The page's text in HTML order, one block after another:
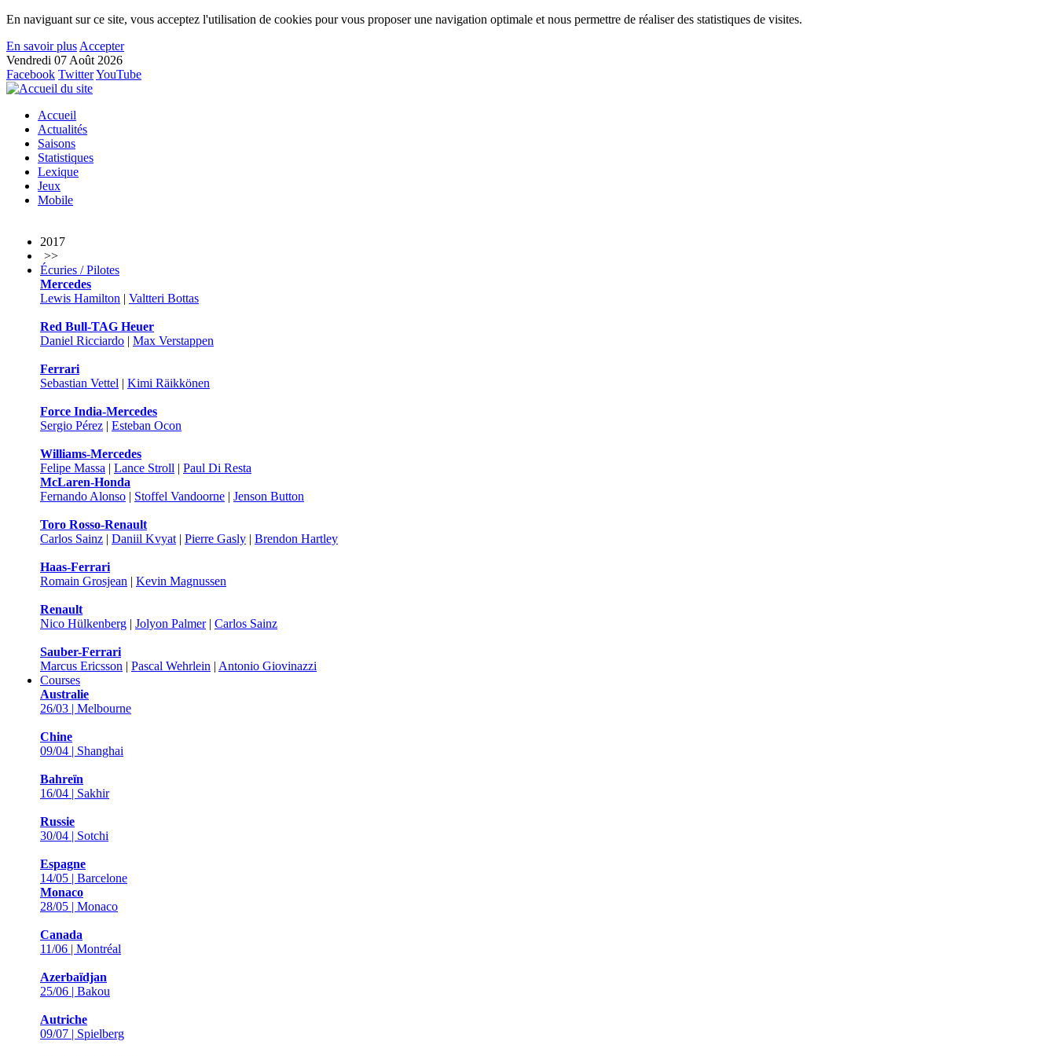
En naviguant sur ce site, vous acceptez l'utilisation de cookies pour vous proposer une navigation optimale et nous permettre de réaliser des statistiques de visites.
En savoir plus Accepter
Vendredi 07 Août 2026
Facebook TwitterYouTube
Accueil
Actualités
Saisons
Statistiques
Lexique
Jeux
Mobile
2017
>>
Écuries / Pilotes
Mercedes
Lewis Hamilton | Valtteri Bottas
Red Bull-TAG Heuer
Daniel Ricciardo | Max Verstappen
Ferrari
Sebastian Vettel | Kimi Räikkönen
Force India-Mercedes
Sergio Pérez | Esteban Ocon
Williams-Mercedes
Felipe Massa | Lance Stroll | Paul Di Resta
McLaren-Honda
Fernando Alonso | Stoffel Vandoorne | Jenson Button
Toro Rosso-Renault
Carlos Sainz | Daniil Kvyat | Pierre Gasly | Brendon Hartley
Haas-Ferrari
Romain Grosjean | Kevin Magnussen
Renault
Nico Hülkenberg | Jolyon Palmer| Carlos Sainz
Sauber-Ferrari
Marcus Ericsson | Pascal Wehrlein | Antonio Giovinazzi
Courses
Australie
26/03 | Melbourne
Chine
09/04 | Shanghai
Bahreïn
16/04 | Sakhir
Russie
30/04 | Sotchi
Espagne
14/05 | Barcelone
Monaco
28/05 | Monaco
Canada
11/06 | Montréal
Azerbaïdjan
25/06 | Bakou
Autriche
09/07 | Spielberg